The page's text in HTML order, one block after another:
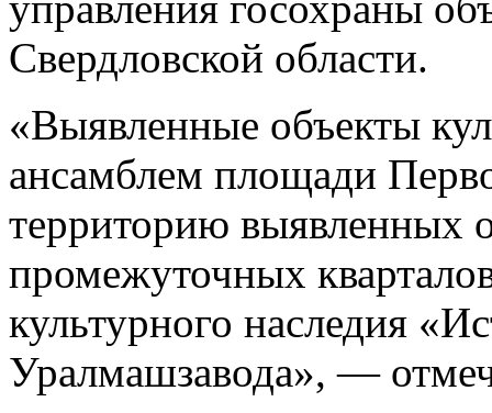
Свердловской области.
«Выявленные объекты
ансамблем площади
территорию выявленных
промежуточных
культурного наследия
Уралмашзавода», —